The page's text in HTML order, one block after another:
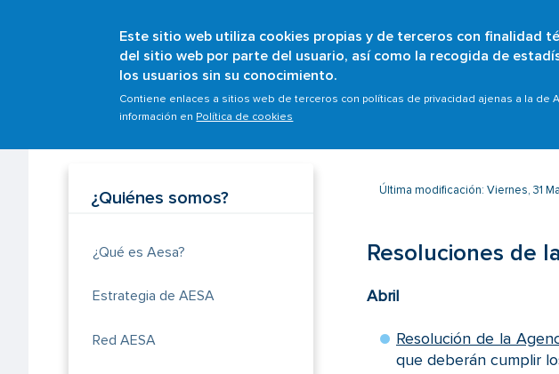
Este sitio web utiliza cookies propias y de terceros con finalidad
del sitio web por parte del usuario, así como la recogida de
los usuarios sin su conocimiento.
Contiene enlaces a sitios web de terceros con políticas de privacidad ajenas a la de
información en Política de cookies
¿Quiénes somos?
Sobrescribir
de
ayuda
navegación
¿Quiénes somos? Normativa AESA
Resoluciones de la
Resoluciones de la Agencia Estatal de Seguridad Aérea - Año 2022
¿Quiénes somos?
¿Qué es Aesa?
Estrategia de AESA
Red AESA
Última modificación: Viernes, 31
Resoluciones de
Abril
Resolución de la
que deberán cumplir